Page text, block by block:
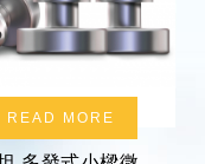
READ MORE